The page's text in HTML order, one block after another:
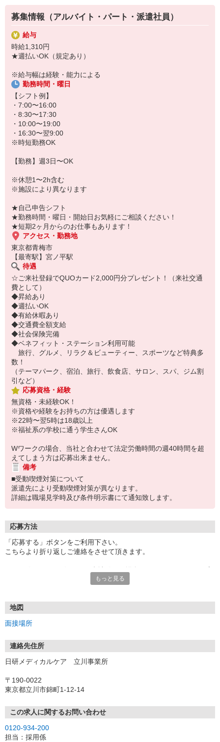
ベッドメイクや病室清掃などの入院環境の整備をお任せ。
患者さんの身の回りのお世話をすることが多いため、
元気に退院された時などに「ありがとう」と感謝の言葉をいただ
くことも。
そんな時は特にやりがいを感じられます。
勤務場所やワークスタイル、環境など・・・
遠慮なく希望を聞かせてください◎
あなたがイキイキと活躍できる場をご紹介します！
・医療器具の洗浄や消毒
・シーツ交換やベッドメイキング
・伝票や診療材料等の補充、整理
・診療補助
・メッセンジャー業務
など
★無資格・未経験OK！未経験から医療業界デビューできちゃいます
★病院、クリニック内は冷暖房完備！いつでも快適にお仕事できま
すよ！
あなたのスキルに合わせて少しずつお仕事をお願いしていきます。
20代・30代・40代・50代・60代、
中！
「近くの病院で働きたい」
「資格はないけど医療業界のお仕事に興味がある」
「すぐに働けるところはないかな…」
そんな方もぜひ！お気軽にご連絡ください♪
募集情報（アルバイト・パート・派遣社員）
給与
時給1,310円
★週払いOK（規定あり）
※給与幅は経験・能力による
勤務時間・曜日
【シフト例】
・7:00〜16:00
・8:30〜17:30
・10:00〜19:00
・16:30〜翌9:00
※時短勤務OK
【勤務】週3日〜OK
※休憩1〜2h含む
※施設により異なります
★自己申告シフト
★勤務時間・曜日・開始日お気軽にご相談ください！
★短期2ヶ月からのお仕事もあります！
アクセス・勤務地
東京都青梅市
【最寄駅】宮ノ平駅
待遇
☆ご来社登録でQUOカード2,000円分プレゼント！（来社交通
費として）
◆昇給あり
◆週払いOK
◆有給休暇あり
◆交通費全額支給
◆社会保険完備
◆ベネフィット・ステーション利用可能
旅行、グルメ、リラク＆ビューティー、スポーツなど特典多
数！
（テーマパーク、宿泊、旅行、飲食店、サロン、スパ、ジム割
引など）
応募資格・経験
無資格・未経験OK！
※資格や経験をお持ちの方は優遇します
※22時〜翌5時は18歳以上
※福祉系の学校に通う学生さんOK
Wワークの場合、当社と合わせて法定労働時間の週40時間を超
えてしまう方は応募出来ません。
備考
■受動喫煙対策について
派遣先により受動喫煙対策が異なります。
詳細は職場見学時及び条件明示書にて通知致します。
応募方法
「応募する」ボタンをご利用下さい。
こちらより折り返しご連絡をさせて頂きます。
もっと見る
地図
面接場所
連絡先住所
日研メディカルケア 立川事業所
〒190-0022
東京都立川市錦町1-12-14
この求人に関するお問い合わせ
0120-934-200
担当：採用係